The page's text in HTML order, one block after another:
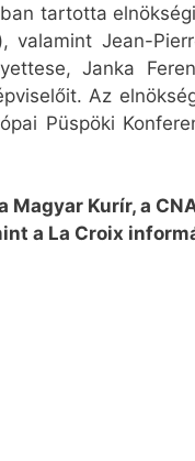
tartotta
valamint Jean-
Janka
Az
Püspöki
Kurír, a
a La Croix